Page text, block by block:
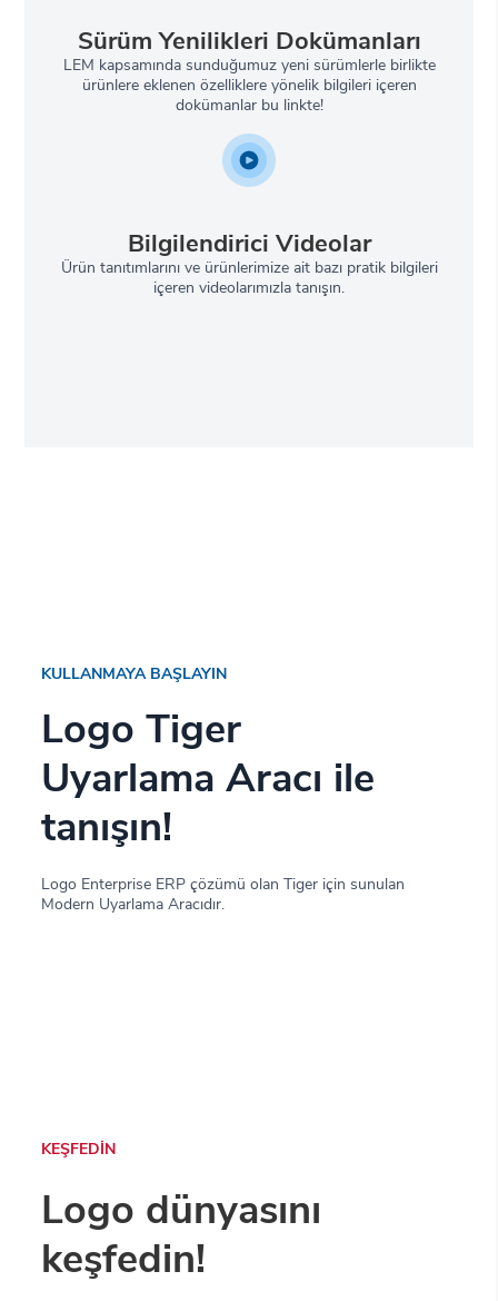
Sürüm Yenilikleri Dokümanları
LEM kapsamında sunduğumuz yeni sürümlerle birlikte
ürünlere eklenen özelliklere yönelik bilgileri içeren
dokümanlar bu linkte!
Bilgilendirici Videolar
Ürün tanıtımlarını ve ürünlerimize ait bazı pratik bilgileri
içeren videolarımızla tanışın.
KULLANMAYA BAŞLAYIN
Logo Tiger
Uyarlama Aracı ile
tanışın!
Logo Enterprise ERP çözümü olan Tiger için sunulan
Modern Uyarlama Aracıdır.
KEŞFEDİN
Logo dünyasını
keşfedin!